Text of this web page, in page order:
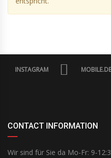
INSTAGRAM MOBILE.DE
CONTACT INFORMATION
Wir sind für Sie da Mo-Fr: 9-